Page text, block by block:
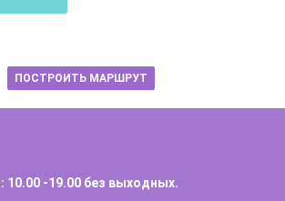
ПОСТРОИТЬ МАРШРУТ
10.00 -19.00 без выходных.